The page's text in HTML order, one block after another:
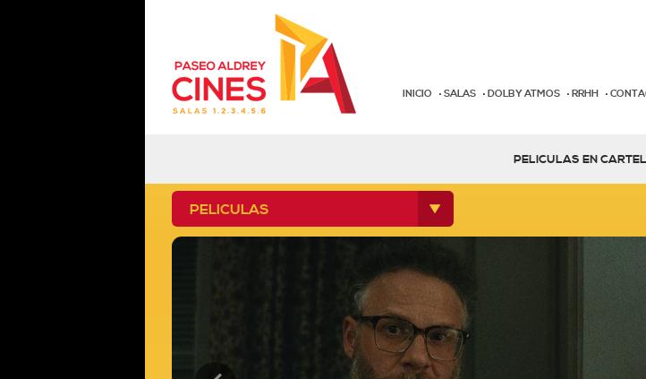
INICIO SALAS DOLBY ATMOS RRHH
PELICULAS EN CARTEL
PELICULAS